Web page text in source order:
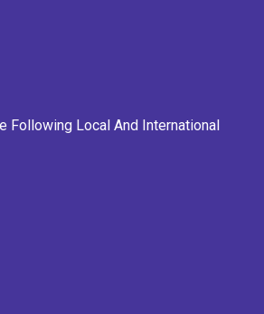
Following Local And International